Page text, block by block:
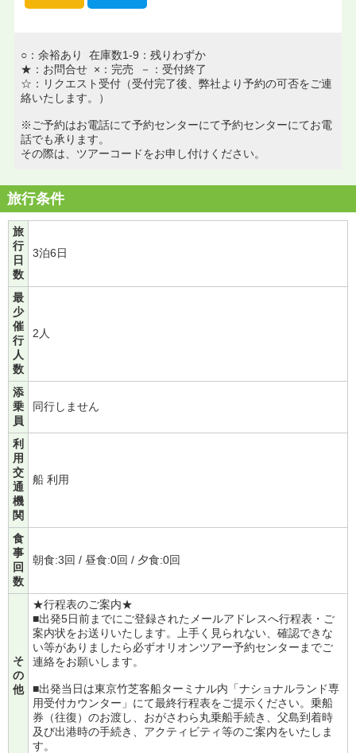
○：余裕あり 在庫数1-9：残りわずか
★：お問合せ ×：完売 －：受付終了
☆：リクエスト受付（受付完了後、弊社より予約の可否をご連
絡いたします。）
※ご予約はお電話にて予約センターにて予約センターにてお電
話でも承ります。
その際は、ツアーコードをお申し付けください。
旅行条件
旅
行
日
数
3泊6日
最
少
催
行
人
数
2人
添
乗
員
同行しません
利
用
交
通
機
関
船 利用
食
事
回
数
朝食:3回 / 昼食:0回 / 夕食:0回
そ
の
他
★行程表のご案内★
■出発5日前までにご登録されたメールアドレスへ行程表・ご
案内状をお送りいたします。上手く見られない、確認できな
い等がありましたら必ずオリオンツアー予約センターまでご
連絡をお願いします。
■出発当日は東京竹芝客船ターミナル内「ナショナルランド専
用受付カウンター」にて最終行程表をご提示ください。乗船
券（往復）のお渡し、おがさわら丸乗船手続き、父島到着時
及び出港時の手続き、アクティビティ等のご案内をいたしま
す。